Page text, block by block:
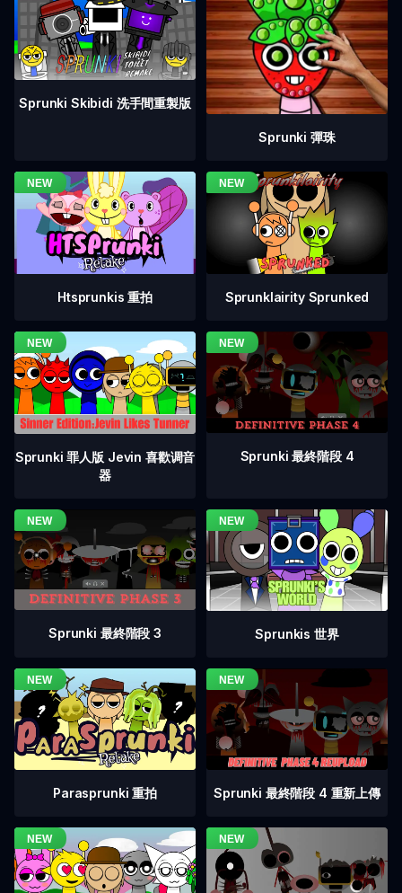
Sprunki Skibidi 洗手間重製版
Sprunki 彈珠
Htsprunkis 重拍 Sprunklairity Sprunked
Sprunki 罪人版 Jevin 喜歡调音
器
Sprunki 最終階段 4
Sprunki 最終階段 3 Sprunkis 世界
Parasprunki 重拍 Sprunki 最終階段 4 重新上傳